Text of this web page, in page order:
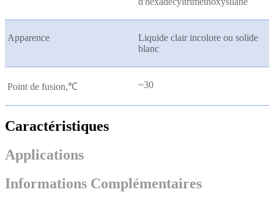
Apparence
Liquide clair incolore ou solide
blanc
Point de fusion,℃ ~30
Caractéristiques
Applications
Informations Complémentaires